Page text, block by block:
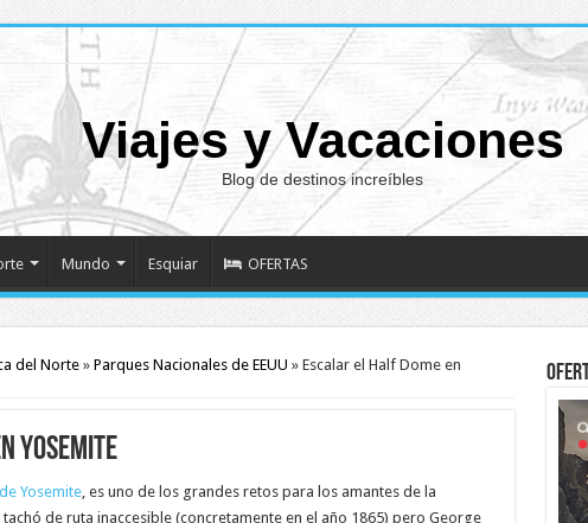
Viajes y Vacaciones
Blog de destinos increíbles
Mundo Esquiar OFERTAS
del Norte » Parques Nacionales de EEUU » Escalar el Half Dome en
Yosemite
Yosemite, es uno de los grandes retos para los amantes de la
de ruta inaccesible (concretamente en el año 1865) pero George